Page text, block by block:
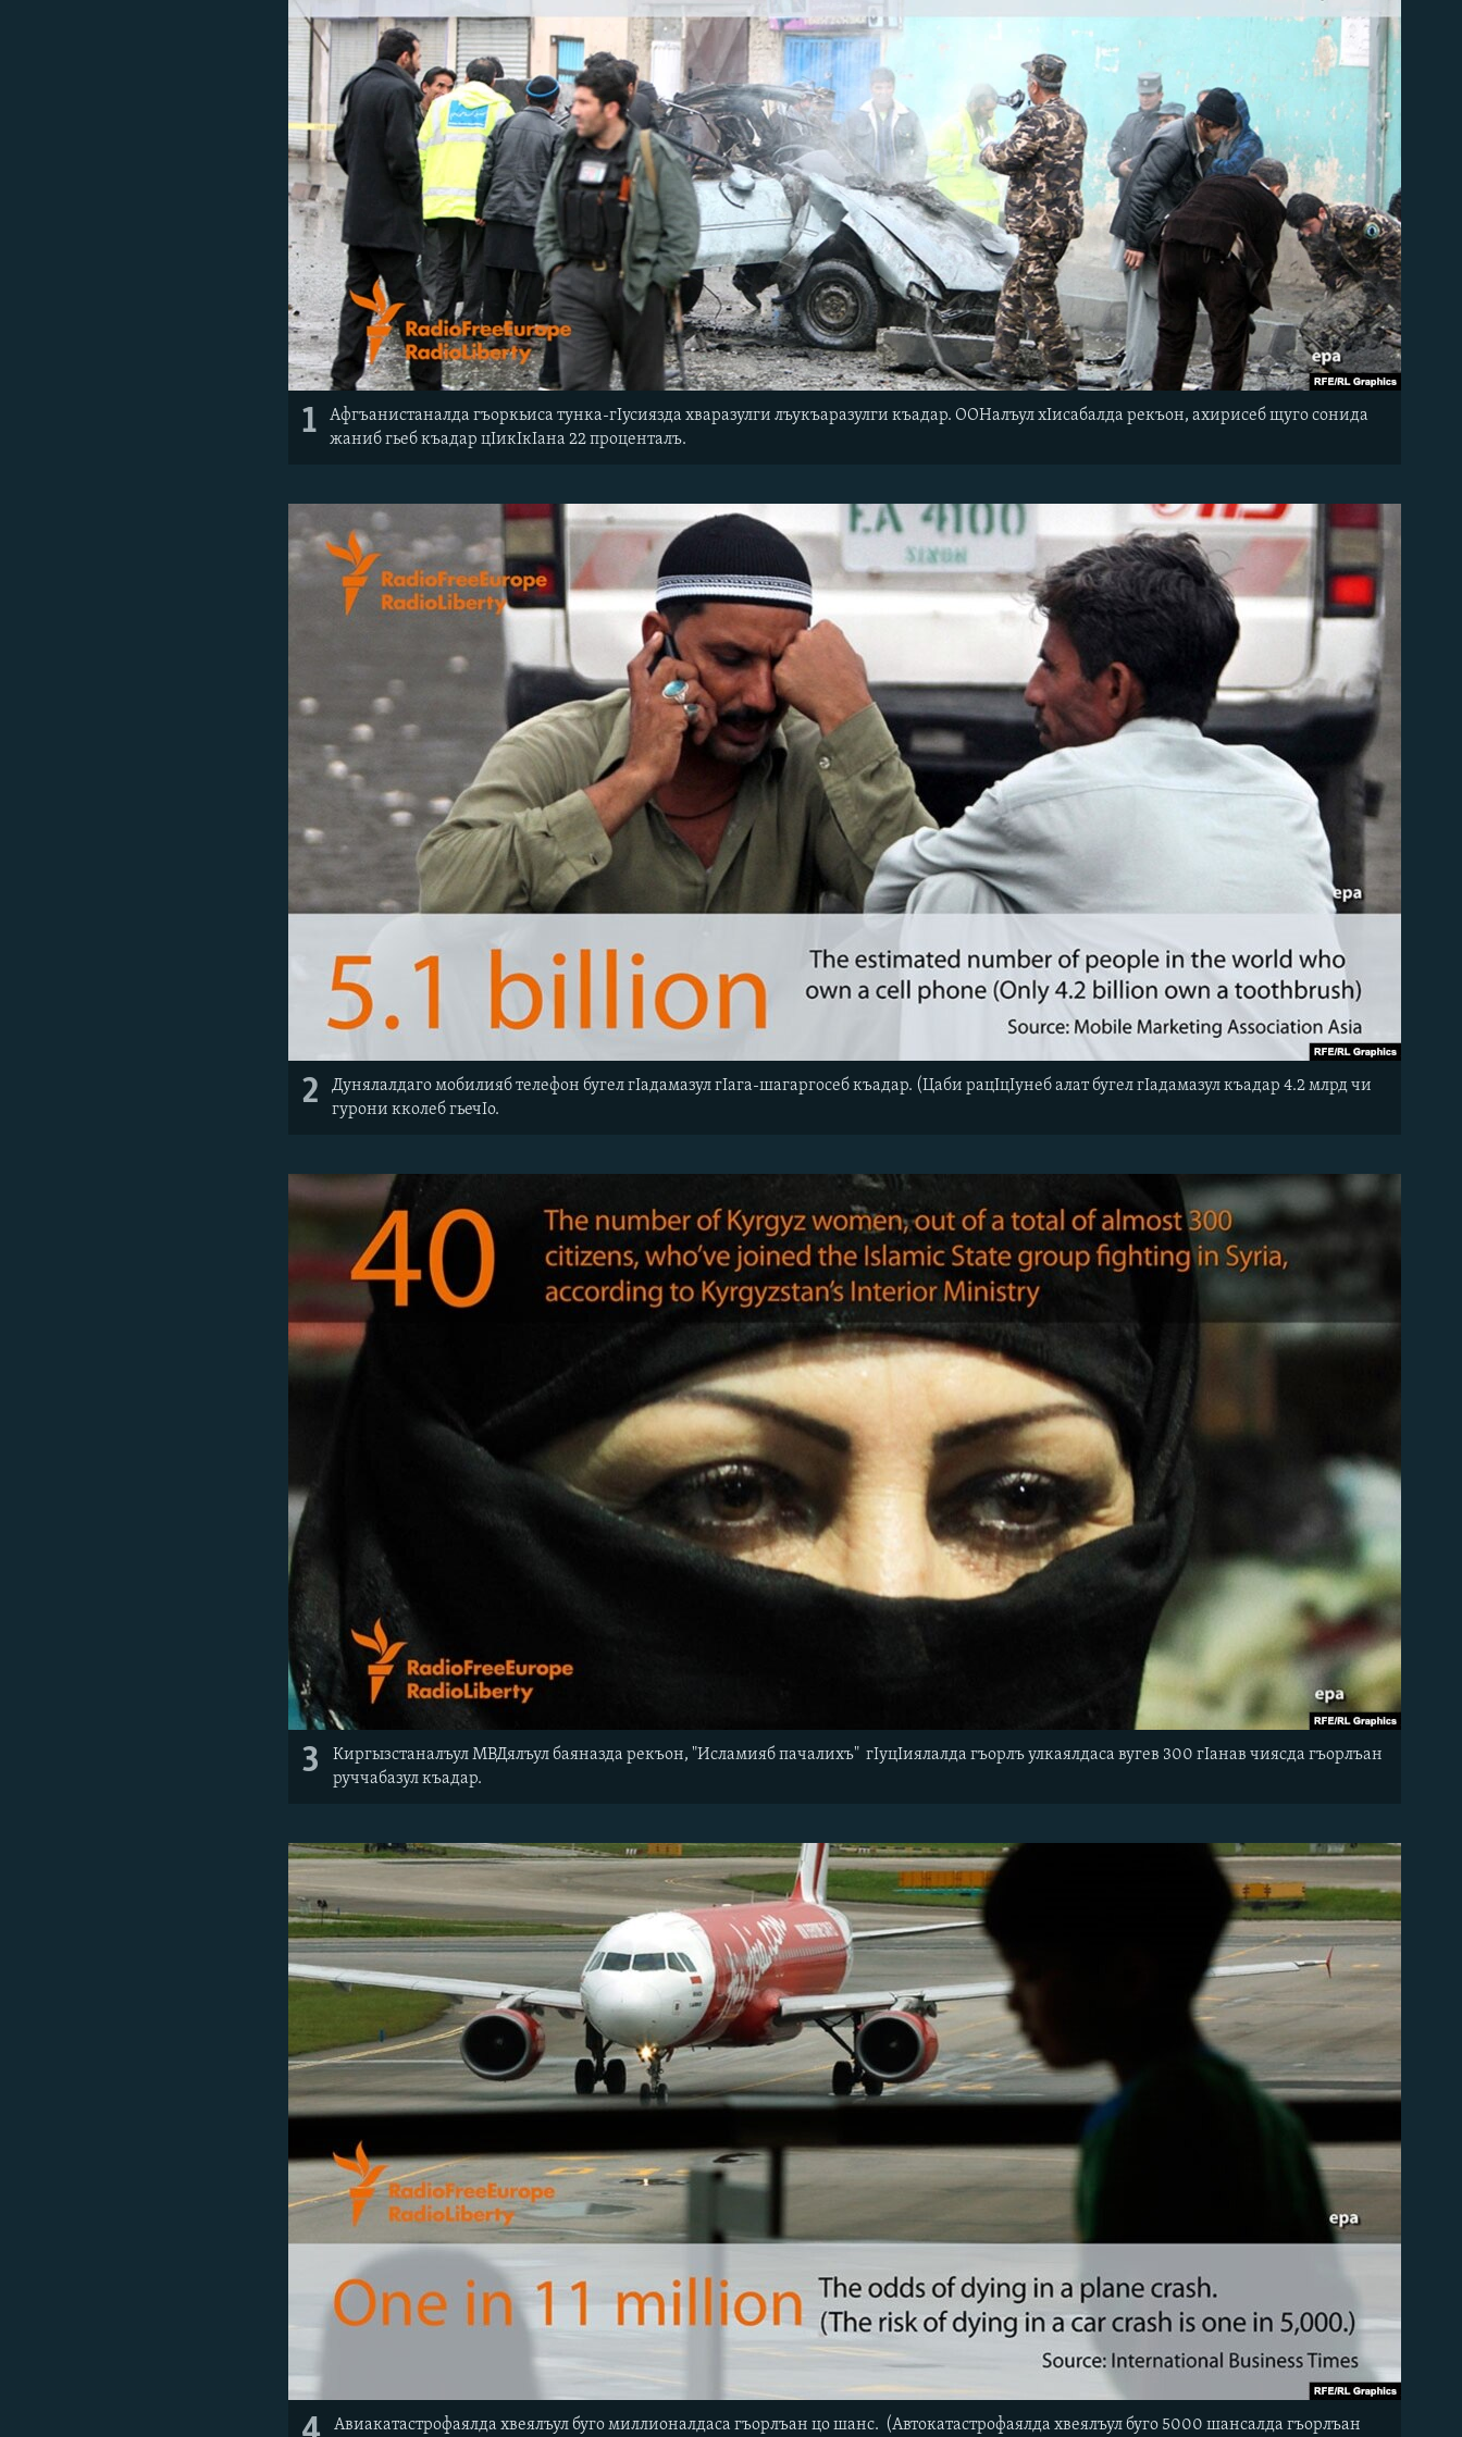
1
Афгъанистаналда гъоркьиса тунка-гIусиязда хваразулги лъукъаразулги къадар. ООНалъул хIисабалда рекъон, ахирисеб щуго сонида
жаниб гьеб къадар цIикIкIана 22 проценталъ.
2
Дунялалдаго мобилияб телефон бугел гIадамазул гIага-шагаргосеб къадар. (Цаби рацIцIунеб алат бугел гIадамазул къадар 4.2 млрд чи
гурони кколеб гьечIо.
3
Киргызстаналъул МВДялъул баяназда рекъон, "Исламияб пачалихъ" гIуцIиялалда гъорлъ улкаялдаса вугев 300 гIанав чиясда гъорлъан
руччабазул къадар.
Авиакатастрофаялда хвеялъул буго миллионалдаса гъорлъан цо шанс. (Автокатастрофаялда хвеялъул буго 5000 шансалда гъорлъан